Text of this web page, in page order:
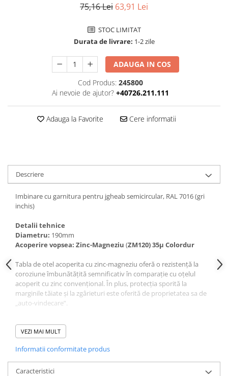
75,16 Lei 63,91 Lei
STOC LIMITAT
Durata de livrare: 1-2 zile
ADAUGA IN COS
Cod Produs: 245800
Ai nevoie de ajutor? +40726.211.111
Adauga la Favorite Cere informatii
Descriere
Imbinare cu garnitura pentru jgheab semicircular, RAL 7016 (gri
inchis)
Detalii tehnice
Diametru: 190mm
Acoperire vopsea: Zinc-Magneziu (ZM120) 35µ Colordur
Tabla de otel acoperita cu zinc-magneziu oferă o rezistență la
coroziune îmbunătățită semnificativ în comparație cu oțelul
acoperit cu zinc convențional. În plus, protecția sporită la
marginile tăiate și la zgârieturi este oferită de proprietatea sa de
„auto-vindecare”.
Tabla de oțel cu un strat de zinc-magneziu contribuie la
îmbunătățirea rezultatului ecologic al produselor din oțel. Acest
energie, procesării simplificate și duratei de viață extinse a
produsului, în timp ce materialul poate fi reciclat fără pierderi de
calitate la sfârșitul fiecărui ciclu de viață.
VEZI MAI MULT
Informatii conformitate produs
Caracteristici